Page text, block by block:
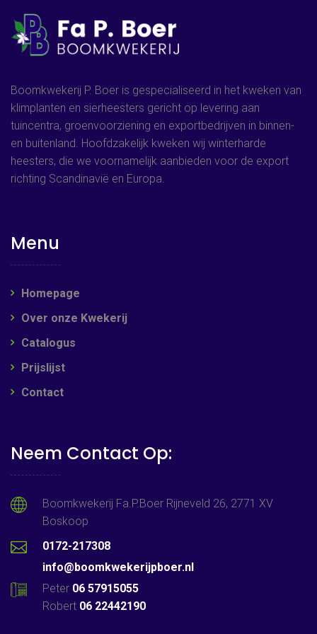
Boomkwekerij P. Boer is gespecialiseerd in het kweken van
klimplanten en sierheesters gericht op levering aan
tuincentra, groenvoorziening en exportbedrijven in binnen-
en buitenland. Hoofdzakelijk kweken wij winterharde
heesters, die we voornamelijk aanbieden voor de export
richting Scandinavië en Europa.
Menu
Homepage
Over onze Kwekerij
Catalogus
Prijslijst
Contact
Neem Contact Op:
Boomkwekerij Fa.P.Boer Rijneveld 26, 2771 XV
Boskoop
0172-217308
info@boomkwekerijpboer.nl
Peter 06 57915055
Robert 06 22442190